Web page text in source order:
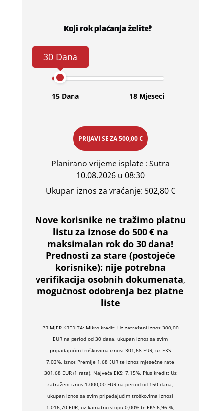
Koji rok plaćanja želite?
30 Dana
15 Dana 18 Mjeseci
PRIJAVI SE ZA500,00 €
Planirano vrijeme isplate : Sutra
10.08.2026 u 08:30
Ukupan iznos za vraćanje: 502,80 €
Nove korisnike ne tražimo platnu
listu za iznose do 500 € na
maksimalan rok do 30 dana!
Prednosti za stare (postojeće
korisnike): nije potrebna
verifikacija osobnih dokumenata,
mogućnost odobrenja bez platne
liste
PRIMJER KREDITA: Mikro kredit: Uz zatraženi iznos 300,00
EUR na period od 30 dana, ukupan iznos sa svim
pripadajućim troškovima iznosi 301,68 EUR, uz EKS
7,03%, iznos Premije 1,68 EUR te iznos mjesečne rate
301,68 EUR (1 rata). Najveća EKS: 7,15%, Plus kredit: Uz
zatraženi iznos 1.000,00 EUR na period od 150 dana,
ukupan iznos sa svim pripadajućim troškovima iznosi
1.016,70 EUR, uz kamatnu stopu 0,00% te EKS 6,96 %,